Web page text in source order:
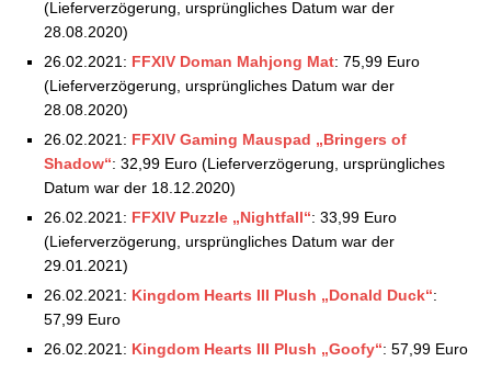
01.10.2021
Square Enix Store: Aktuelle Vorbestellungen –
15.10.2021
Square Enix Store: Aktuelle Vorbestellungen –
22.10.2021
Square Enix Store: Aktuelle Vorbestellungen –
07.11.2021
Square Enix Store: Aktuelle Vorbestellungen –
14.11.2021
Square Enix Store: Aktuelle Vorbestellungen –
19.11.2021
Square Enix Store: Aktuelle Vorbestellungen –
03.12.2021
14.12.2021
(Lieferverzögerung, ursprüngliches Datum war der
28.08.2020)
26.02.2021: FFXIV Doman Mahjong Mat: 75,99 Euro
(Lieferverzögerung, ursprüngliches Datum war der
28.08.2020)
26.02.2021: FFXIV Gaming Mauspad „Bringers of
Shadow“: 32,99 Euro (Lieferverzögerung, ursprüngliches
Datum war der 18.12.2020)
26.02.2021: FFXIV Puzzle „Nightfall“: 33,99 Euro
(Lieferverzögerung, ursprüngliches Datum war der
29.01.2021)
26.02.2021: Kingdom Hearts III Plush „Donald Duck“:
57,99 Euro
26.02.2021: Kingdom Hearts III Plush „Goofy“: 57,99 Euro